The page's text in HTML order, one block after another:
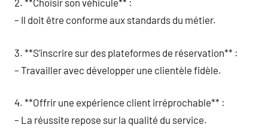
2. **Choisir son véhicule** :
– Il doit être conforme aux standards du métier.
3. **S’inscrire sur des plateformes de réservation** :
– Travailler avec développer une clientèle fidèle.
4. **Offrir une expérience client irréprochable** :
– La réussite repose sur la qualité du service.